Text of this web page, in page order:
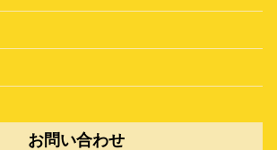
お問い合わせ